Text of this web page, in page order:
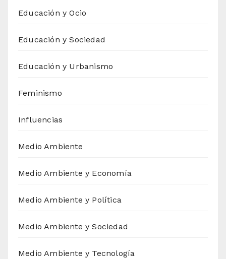
Educación y Ocio
Educación y Sociedad
Educación y Urbanismo
Feminismo
Influencias
Medio Ambiente
Medio Ambiente y Economía
Medio Ambiente y Política
Medio Ambiente y Sociedad
Medio Ambiente y Tecnología